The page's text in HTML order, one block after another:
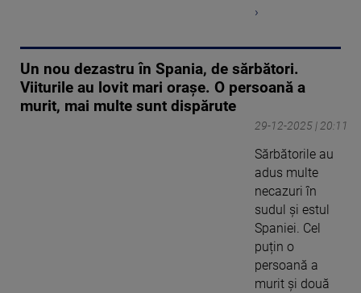
›
Un nou dezastru în Spania, de sărbători.
Viiturile au lovit mari orașe. O persoană a
murit, mai multe sunt dispărute
29-12-2025 | 20:11
Sărbătorile au
adus multe
necazuri în
sudul și estul
Spaniei. Cel
puțin o
persoană a
murit și două